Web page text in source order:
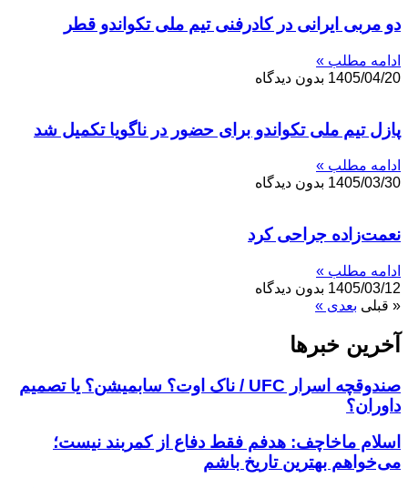
دو مربی ایرانی در کادرفنی تیم ملی تکواندو قطر
ادامه مطلب »
1405/04/20 بدون دیدگاه
پازل تیم ملی تکواندو برای حضور در ناگویا تکمیل شد
ادامه مطلب »
1405/03/30 بدون دیدگاه
نعمت‌زاده جراحی کرد
ادامه مطلب »
1405/03/12 بدون دیدگاه
« قبلی بعدی »
آخرین خبر‌‌ها
صندوقچه اسرار UFC / ناک اوت؟ سابمیشن؟ یا تصمیم
داوران؟
اسلام ماخاچف: هدفم فقط دفاع از کمربند نیست؛
می‌خواهم بهترین تاریخ باشم